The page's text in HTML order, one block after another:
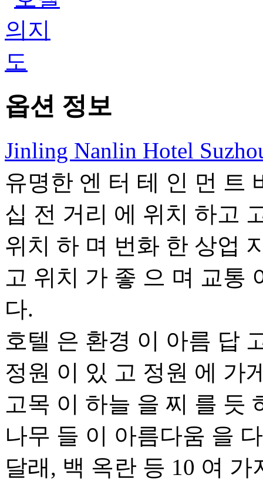
옵션 정보
Jinling Nanlin Hotel
유명한 엔 터 테 인 먼 트
십 전 거리 에 위치 하고
위치 하 며 번화 한 상업
고 위치 가 좋 으 며 교통
다.
호텔 은 환경 이 아름 답
정원 이 있 고 정원 에 가
고목 이 하늘 을 찌 를 듯
나무 들 이 아름다움 을
달래, 백 옥란 등 10 여